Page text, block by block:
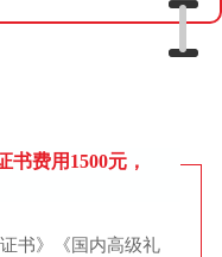
书费用1500元，
书》《国内高级礼